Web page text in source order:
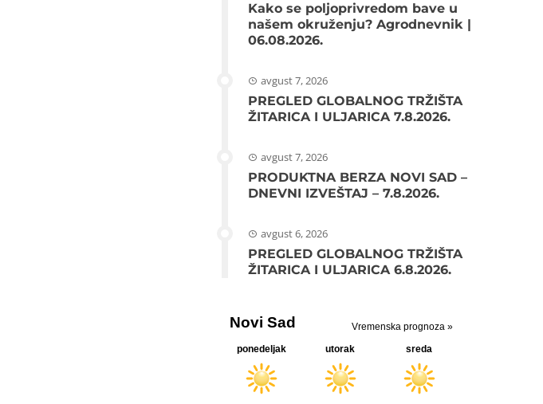
Kako se poljoprivredom bave u
našem okruženju? Agrodnevnik |
06.08.2026.
avgust 7, 2026
PREGLED GLOBALNOG TRŽIŠTA
ŽITARICA I ULJARICA 7.8.2026.
avgust 7, 2026
PRODUKTNA BERZA NOVI SAD –
DNEVNI IZVEŠTAJ – 7.8.2026.
avgust 6, 2026
PREGLED GLOBALNOG TRŽIŠTA
ŽITARICA I ULJARICA 6.8.2026.